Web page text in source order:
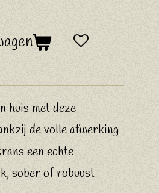
huis met deze
de volle afwerking
een echte
sober of robuust